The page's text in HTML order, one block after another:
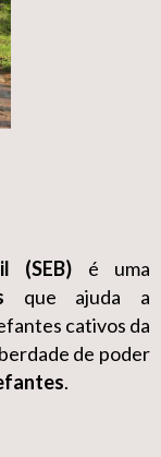
(SEB) é uma
que ajuda a
cativos da
de poder
.